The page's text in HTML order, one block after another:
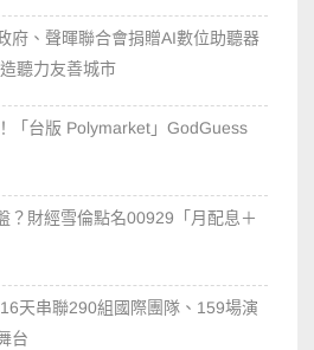
府、聲暉聯合會捐贈AI數位助聽器
聽力友善城市
「台版 Polymarket」GodGuess
？財經雪倫點名00929「月配息＋
天串聯290組國際團隊、159場演
台